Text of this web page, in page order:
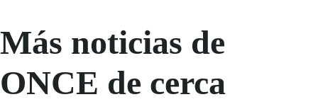
Más noticias de
ONCE de cerca